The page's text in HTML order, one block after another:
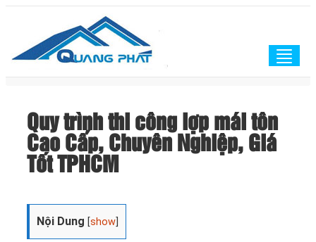
Quy trình thi công lợp mái tôn
Cao Cấp, Chuyên Nghiệp, Giá
Tốt TPHCM
Nội Dung [show